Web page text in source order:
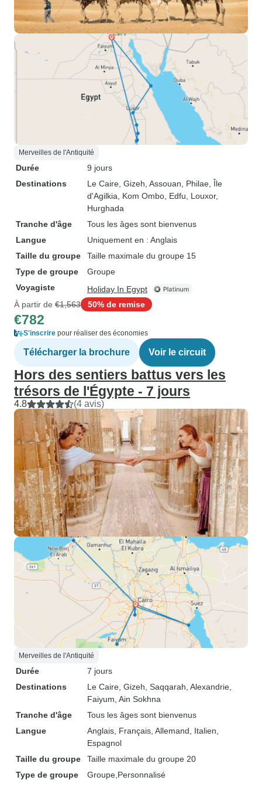
Merveilles de l'Antiquité
Durée
9 jours
Destinations
Le Caire , Gizeh , Assouan , Philae , Île
d'Agilkia , Kom Ombo , Edfu , Louxor,
Hurghada
Tranche d'âge
Tous les âges sont bienvenus
Langue
Uniquement en : Anglais
Taille du groupe
Taille maximale du groupe 15
Type de groupe
Groupe
Voyagiste
Holiday In Egypt
À partir de €1,563 50% de remise
€782
S'inscrire pour réaliser des économies
Télécharger la brochure Voir le circuit
Hors des sentiers battus vers les
trésors de l'Égypte - 7 jours
4.8 (4 avis)
Merveilles de l'Antiquité
Durée
7 jours
Destinations
Le Caire , Gizeh , Saqqarah , Alexandrie
Faiyum , Ain Sokhna
Tranche d'âge
Tous les âges sont bienvenus
Langue
Anglais, Français, Allemand, Italien,
Espagnol
Taille du groupe
Taille maximale du groupe 20
Type de groupe
Groupe Personnalisé